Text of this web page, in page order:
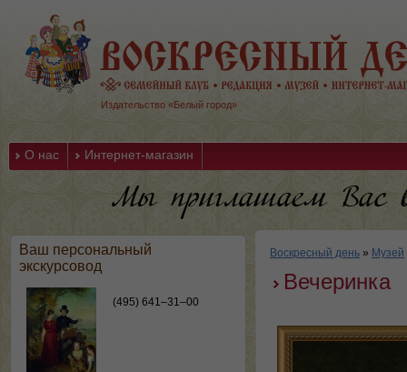
Издательство «Белый город»
О нас Интернет-магазин
Ваш персональный
экскурсовод
(495) 641–31–00
Воскресный день » Музей
Вечеринка